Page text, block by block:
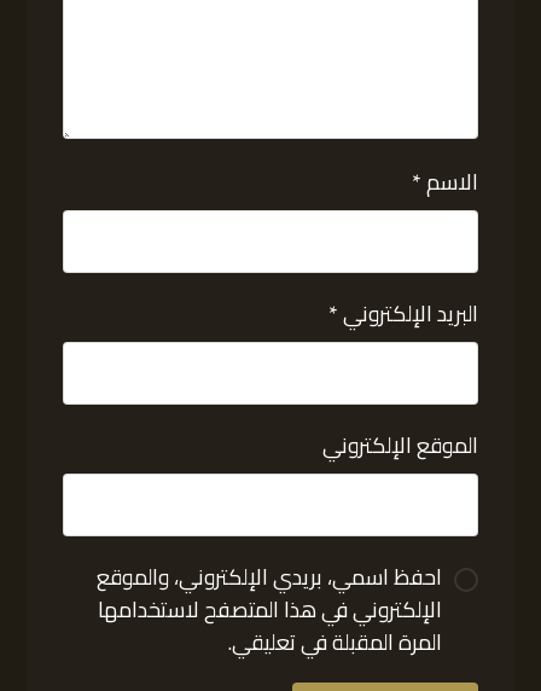
الاسم*
البريد الإلكتروني*
الموقع الإلكتروني
احفظ اسمي، بريدي الإلكتروني، والموقع
الإلكتروني في هذا المتصفح لاستخدامها
المرة المقبلة في تعليقي.